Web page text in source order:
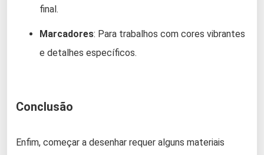
final.
Marcadores: Para trabalhos com cores vibrantes
e detalhes específicos.
Conclusão
Enfim, começar a desenhar requer alguns materiais